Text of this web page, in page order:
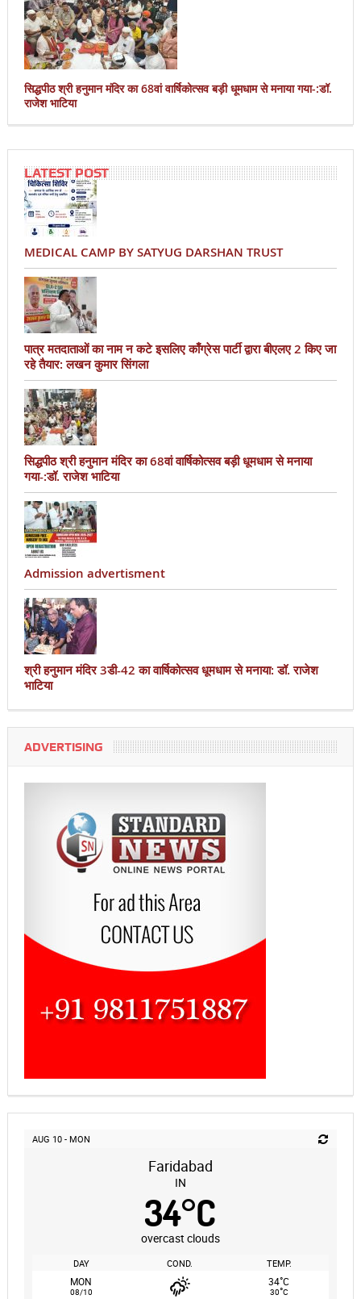
सिद्धपीठ श्री हनुमान मंदिर का 68वां वार्षिकोत्सव बड़ी धूमधाम से मनाया गया-:डॉ.
राजेश भाटिया
LATEST POST
MEDICAL CAMP BY SATYUG DARSHAN TRUST
पात्र मतदाताओं का नाम न कटे इसलिए काँग्रेस पार्टी द्वारा बीएलए 2 किए जा
रहे तैयार: लखन कुमार सिंगला
सिद्धपीठ श्री हनुमान मंदिर का 68वां वार्षिकोत्सव बड़ी धूमधाम से मनाया
गया-:डॉ. राजेश भाटिया
Admission advertisment
श्री हनुमान मंदिर 3डी-42 का वार्षिकोत्सव धूमधाम से मनाया: डॉ. राजेश
भाटिया
ADVERTISING
AUG 10 - MON
Faridabad
IN
34°C
overcast clouds
DAY COND. TEMP.
MON
08/10
34°C
30°C